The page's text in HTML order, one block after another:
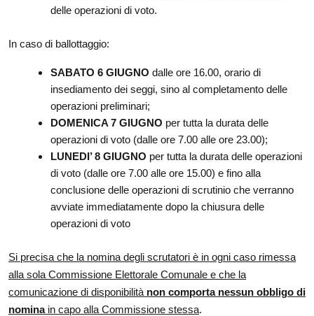
delle operazioni di voto.
In caso di ballottaggio:
SABATO 6 GIUGNO dalle ore 16.00, orario di
insediamento dei seggi, sino al completamento delle
operazioni preliminari;
DOMENICA 7 GIUGNO per tutta la durata delle
operazioni di voto (dalle ore 7.00 alle ore 23.00);
LUNEDI’ 8 GIUGNO per tutta la durata delle operazioni
di voto (dalle ore 7.00 alle ore 15.00) e fino alla
conclusione delle operazioni di scrutinio che verranno
avviate immediatamente dopo la chiusura delle
operazioni di voto
Si precisa che la nomina degli scrutatori è in ogni caso rimessa
alla sola Commissione Elettorale Comunale e che la
comunicazione di disponibilità non comporta nessun obbligo di
nominain capo alla Commissione stessa.